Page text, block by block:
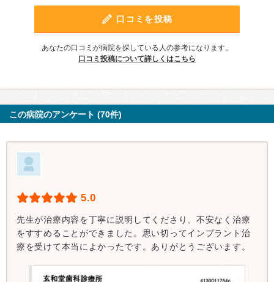
口コミを投稿
あなたの口コミが病院を探している人の参考になります。
口コミ投稿について詳しくはこちら
この病院のアンケート (70件)
5.0
先生が治療内容を丁寧に説明してくださり、不安なく治療
をすすめることができました。思い切ってインプラント治
療を受けて本当によかったです。ありがとうございます。